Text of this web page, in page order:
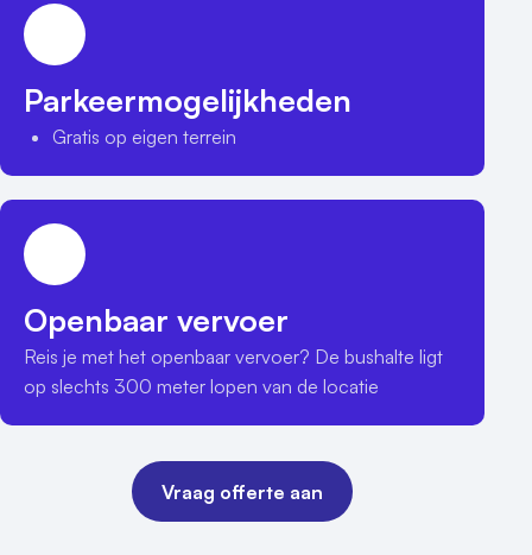
Parkeermogelijkheden
Gratis op eigen terrein
Openbaar vervoer
Reis je met het openbaar vervoer? De bushalte ligt
op slechts 300 meter lopen van de locatie
Vraag offerte aan